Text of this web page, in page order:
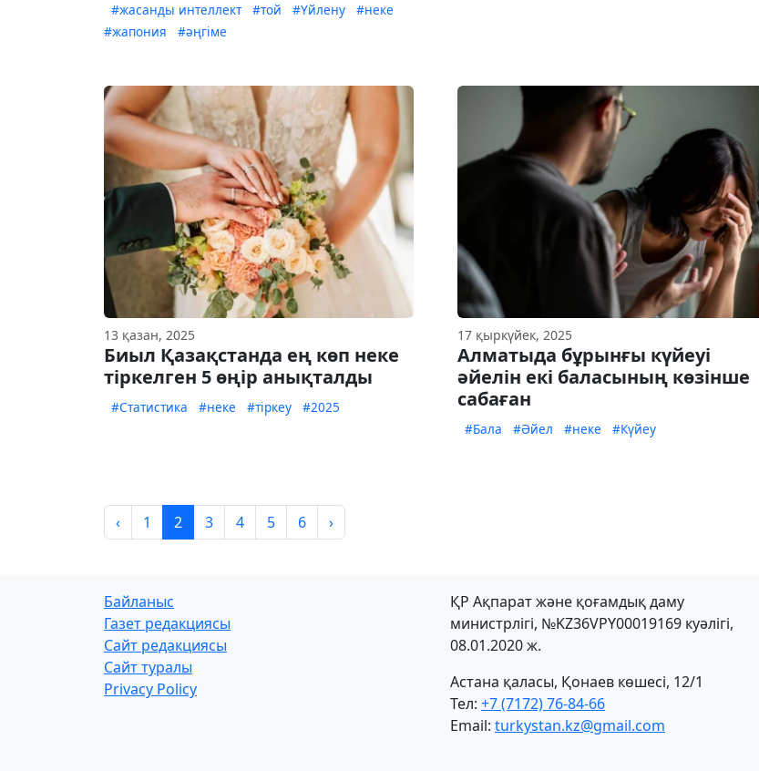
#жасанды интеллект #той #Үйлену
#неке
#жапония
#әңгіме
13 қазан, 2025
Биыл Қазақстанда ең көп неке
тіркелген 5 өңір анықталды
#Статистика #неке #тіркеу #2025
17 қыркүйек, 2025
Алматыда бұрынғы күйеуі
әйелін екі баласының көзінше
сабаған
#Бала #Әйел #неке #Күйеу
‹ 1 2 3 4 5 6 ›
Байланыс
Газет редакциясы
Сайт редакциясы
Сайт туралы
Privacy Policy
ҚР Ақпарат және қоғамдық даму
министрлігі, №KZ36VPY00019169 куәлігі,
08.01.2020 ж.
Астана қаласы, Қонаев көшесі, 12/1
Тел: +7 (7172) 76-84-66
Email: turkystan.kz@gmail.com